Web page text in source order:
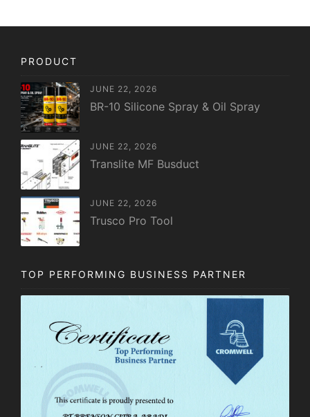
PRODUCT
JUNE 22, 2026
BR-10 Silicone Spray & Oil Spray
JUNE 22, 2026
Translite MF Busduct
JUNE 22, 2026
Trusco Pro Tool
TOP PERFORMING BUSINESS PARTNER